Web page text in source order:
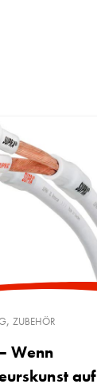
, ZUBEHÖR
Wenn
auf